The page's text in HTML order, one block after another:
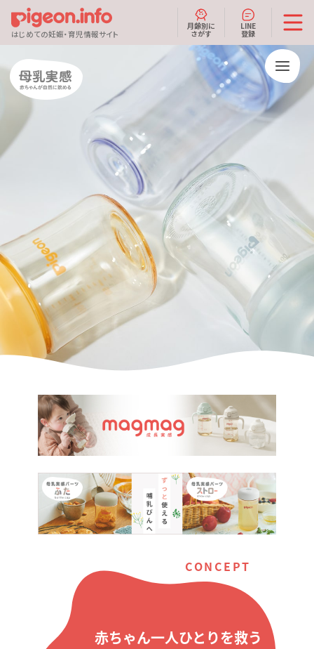
はじめての妊娠・育児情報サイト
月齢別に
さがす
LINE
登録
CONCEPT
赤ちゃん一人ひとりを救う